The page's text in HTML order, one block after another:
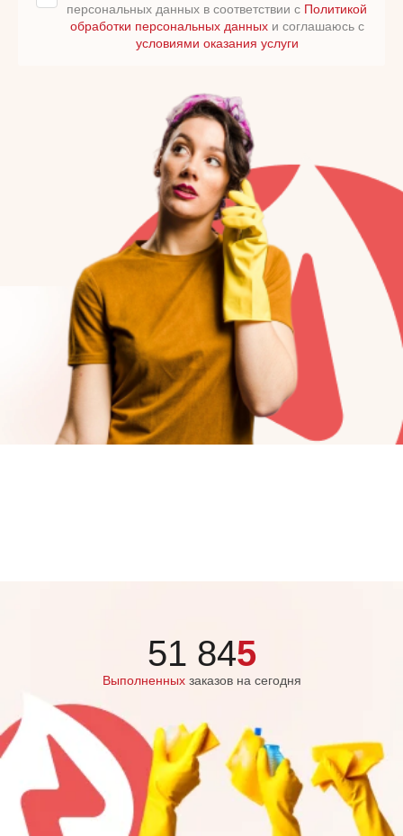
персональных данных в соответствии с Политикой
обработки персональных данныхи соглашаюсь с
условиями оказания услуги
51 845
Выполненныхзаказов на сегодня